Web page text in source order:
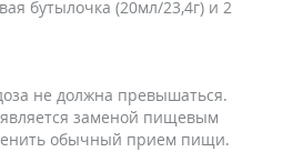
бутылочка (20мл/23,4г) и 2
не должна превышаться.
заменой пищевым
обычный прием пищи.